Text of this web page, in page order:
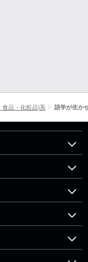
食品・化粧品)系 語学が生か